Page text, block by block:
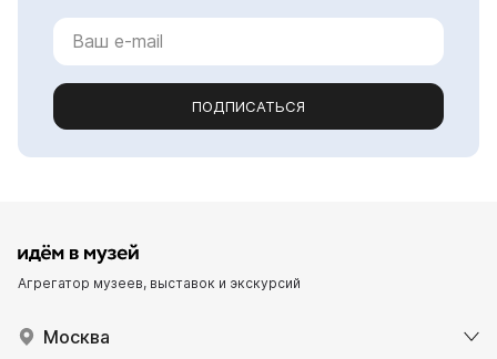
ПОДПИСАТЬСЯ
Агрегатор музеев, выставок и экскурсий
Москва